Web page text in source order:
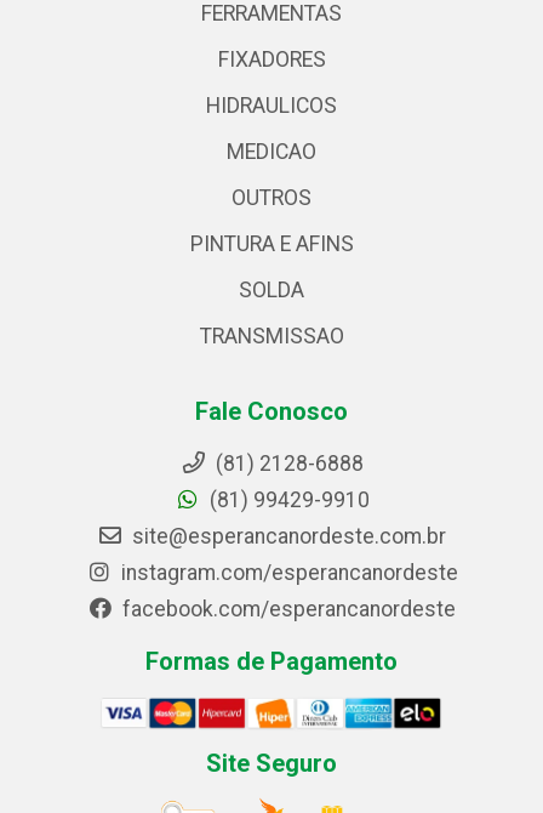
FERRAMENTAS
FIXADORES
HIDRAULICOS
MEDICAO
OUTROS
PINTURA E AFINS
SOLDA
TRANSMISSAO
Fale Conosco
(81) 2128-6888
(81) 99429-9910
site@esperancanordeste.com.br
instagram.com/esperancanordeste
facebook.com/esperancanordeste
Formas de Pagamento
Site Seguro